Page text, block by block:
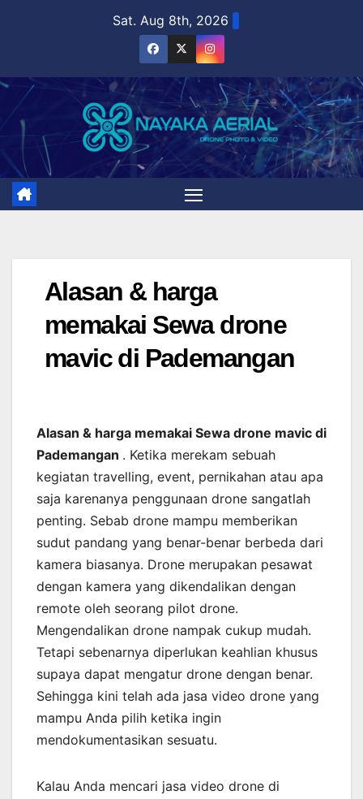
Sat. Aug 8th, 2026
Alasan & harga
memakai Sewa drone
mavic di Pademangan
Alasan & harga memakai Sewa drone mavic di
Pademangan . Ketika merekam sebuah
kegiatan travelling, event, pernikahan atau apa
saja karenanya penggunaan drone sangatlah
penting. Sebab drone mampu memberikan
sudut pandang yang benar-benar berbeda dari
kamera biasanya. Drone merupakan pesawat
dengan kamera yang dikendalikan dengan
remote oleh seorang pilot drone.
Mengendalikan drone nampak cukup mudah.
Tetapi sebenarnya diperlukan keahlian khusus
supaya dapat mengatur drone dengan benar.
Sehingga kini telah ada jasa video drone yang
mampu Anda pilih ketika ingin
mendokumentasikan sesuatu.
Kalau Anda mencari jasa video drone di